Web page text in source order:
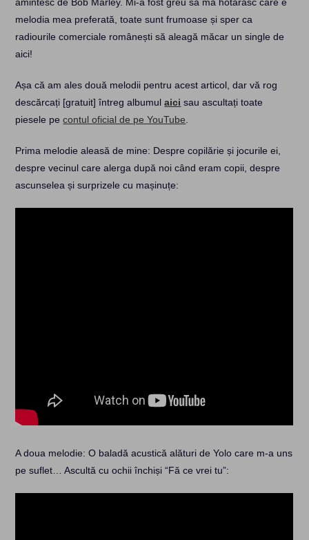
amintesc de Bob Marley. Mi-a fost greu să mă hotărăsc care e
melodia mea preferată, toate sunt frumoase și sper ca
radiourile comerciale românești să aleagă măcar un single de
aici!
Așa că am ales două melodii pentru acest articol, dar vă rog
descărcați [gratuit] întreg albumulaici sau ascultați toate
piesele pecontul oficial de pe YouTube.
Prima melodie aleasă de mine: Despre copilărie și jocurile ei,
despre vecinul care alerga după noi când eram copii, despre
ascunselea și surprizele cu mașinuțe:
A doua melodie: O baladă acustică alături de Yolo care m-a uns
pe suflet… Ascultă cu ochii închiși “Fă ce vrei tu”: